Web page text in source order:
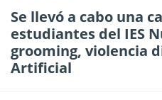
Se llevó a cabo una
estudiantes del IES
grooming, violencia
Artificial